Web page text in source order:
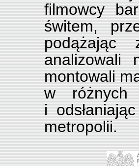
filmowcy
świtem,
podążając
analizowali
montowali
w różnych
i
metropolii.